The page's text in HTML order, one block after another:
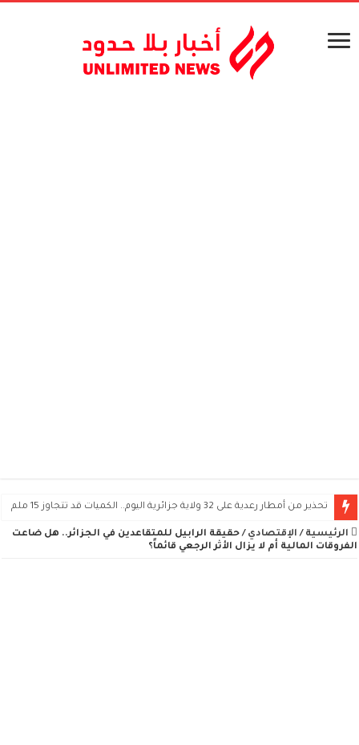
تحذير من أمطار رعدية على 32 ولاية جزائرية اليوم.. الكميات قد تتجاوز 15 ملم
الرئيسية / الإقتصادي / حقيقة الرابيل للمتقاعدين في الجزائر.. هل ضاعت
الفروقات المالية أم لا يزال الأثر الرجعي قائماً؟